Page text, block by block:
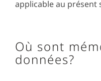
applicable au présent
Où sont
données?